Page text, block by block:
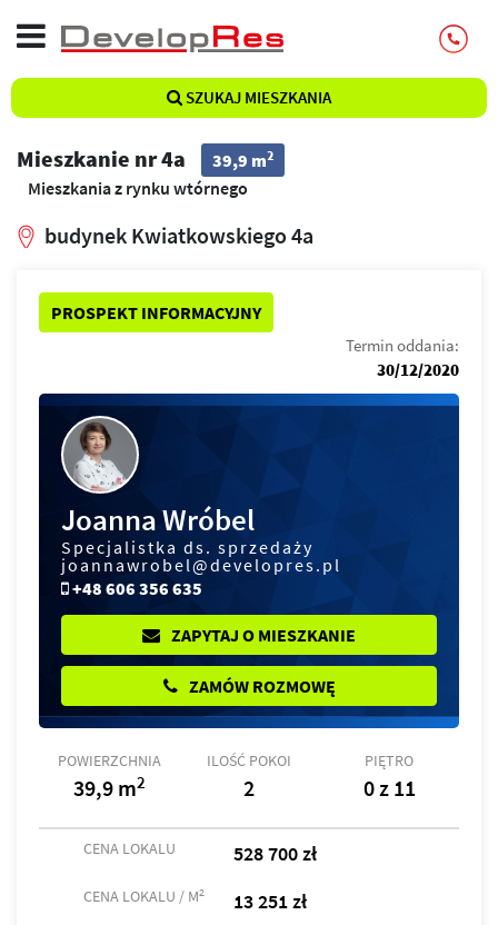
SZUKAJ MIESZKANIA
Mieszkanie nr 4a 39,9 m2
Mieszkania z rynku wtórnego
budynek Kwiatkowskiego 4a
PROSPEKT INFORMACYJNY
Termin oddania:
30/12/2020
Joanna Wróbel
Specjalistka ds. sprzedaży
joannawrobel@developres.pl
+48 606 356 635
ZAPYTAJ O MIESZKANIE
ZAMÓW ROZMOWĘ
POWIERZCHNIA
39,9 m2
ILOŚĆ POKOI
2
PIĘTRO
0 z 11
CENA LOKALU 528 700 zł
CENA LOKALU / M2 13 251 zł